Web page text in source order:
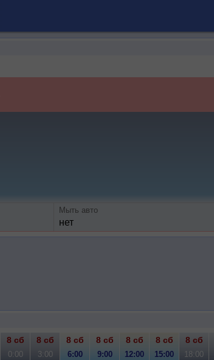
Мыть авто
нет
8 сб 8 сб 8 сб 8 сб 8 сб 8 сб 8 сб
0:00 3:00 6:00 9:00 12:00 15:00 18:00